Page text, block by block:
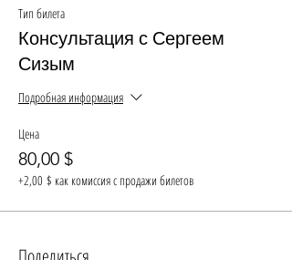
Тип билета
Консультация с Сергеем
Сизым
Подробная информация
Цена
80,00 $
+2,00 $ как комиссия с продажи билетов